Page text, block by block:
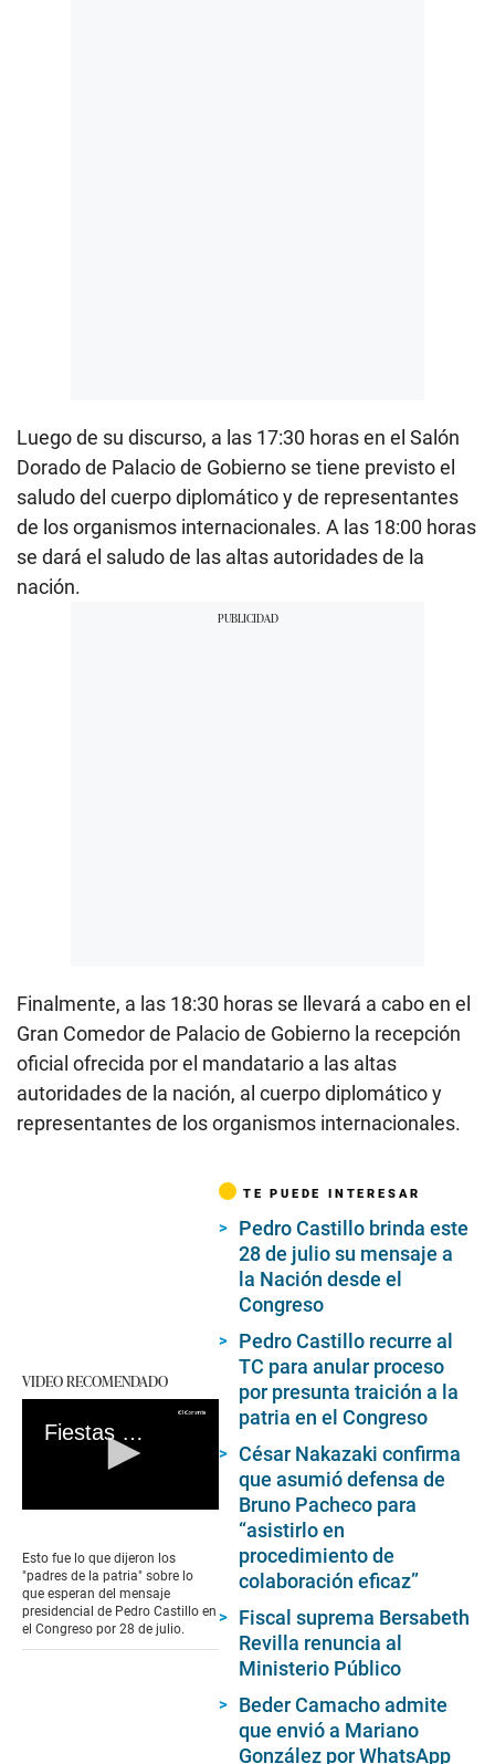
Luego de su discurso, a las 17:30 horas en el Salón
Dorado de Palacio de Gobierno se tiene previsto el
saludo del cuerpo diplomático y de representantes
de los organismos internacionales. A las 18:00 horas
se dará el saludo de las altas autoridades de la
nación.
Finalmente, a las 18:30 horas se llevará a cabo en el
Gran Comedor de Palacio de Gobierno la recepción
oficial ofrecida por el mandatario a las altas
autoridades de la nación, al cuerpo diplomático y
representantes de los organismos internacionales.
VIDEO RECOMENDADO
Fiestas Patrias 2022: las expectativas de los congresistas previas al mensaje presidencial de Pedro Castillo
of
0
seconds
Esto fue lo que dijeron los
"padres de la patria" sobre lo
que esperan del mensaje
presidencial de Pedro Castillo en
el Congreso por 28 de julio.
TE PUEDE INTERESAR
Pedro Castillo brinda este
28 de julio su mensaje a
la Nación desde el
Congreso
Pedro Castillo recurre al
TC para anular proceso
por presunta traición a la
patria en el Congreso
César Nakazaki confirma
que asumió defensa de
Bruno Pacheco para
“asistirlo en
procedimiento de
colaboración eficaz”
Fiscal suprema Bersabeth
Revilla renuncia al
Ministerio Público
Beder Camacho admite
que envió a Mariano
González por WhatsApp